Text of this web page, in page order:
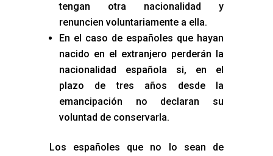
tengan otra nacionalidad y
renuncien voluntariamente a ella.
En el caso de españoles que hayan
nacido en el extranjero perderán la
nacionalidad española si, en el
plazo de tres años desde la
emancipación no declaran su
voluntad de conservarla.
Los españoles que no lo sean de